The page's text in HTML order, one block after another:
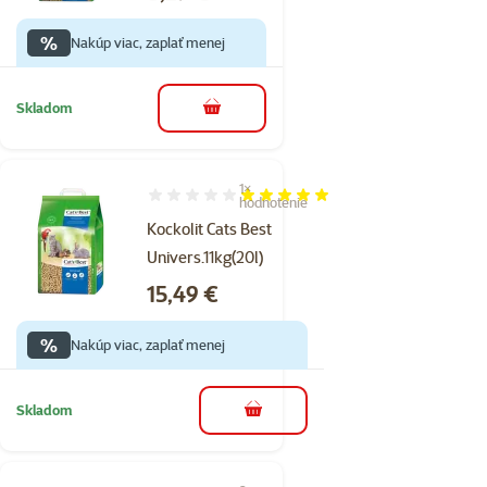
% Nakúp viac, zaplať menej
Skladom do košíka
Kockolit Cats Best
Univers.11kg(20l)
Hodnotenie 100%, počet hodnotení: 1
1×
hodnotenie
Cena
15,49 €
% Nakúp viac, zaplať menej
Skladom do košíka